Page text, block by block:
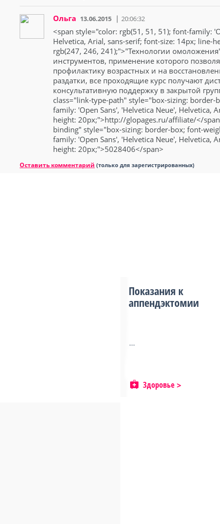
Ольга 13.06.2015 20:06:32
<span style="color: rgb(51, 51, 51); font-family:
Helvetica, Arial, sans-serif; font-size: 14px; line-
rgb(247, 246, 241);">"Технологии
инструментов, применение которого
профилактику возрастных и на
раздатки, все проходящие курс получают
консультативную поддержку в закрытой
class="link-type-path" style="box-sizing:
family: 'Open Sans', 'Helvetica Neue', Helvetica,
height: 20px;">http://glopages.ru/affiliate/</
binding" style="box-sizing: border-box; font-
family: 'Open Sans', 'Helvetica Neue', Helvetica,
height: 20px;">5028406</span>
Оставить комментарий (только для зарегистрированных)
Показания к
аппендэктомии
...
Здоровье